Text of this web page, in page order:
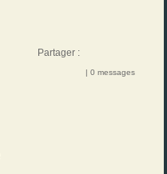
Partager :
| 0 messages